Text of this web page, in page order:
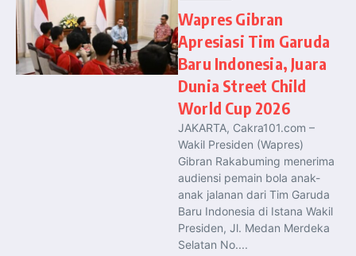
Wapres Gibran
Apresiasi Tim Garuda
Baru Indonesia, Juara
Dunia Street Child
World Cup 2026
JAKARTA, Cakra101.com –
Wakil Presiden (Wapres)
Gibran Rakabuming menerima
audiensi pemain bola anak-
anak jalanan dari Tim Garuda
Baru Indonesia di Istana Wakil
Presiden, Jl. Medan Merdeka
Selatan No....